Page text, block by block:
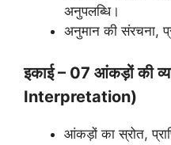
अनुपलब्धि।
अनुमान की संरचना,
इकाई – 07 आंकड़ों की
Interpretation)
आंकड़ों का स्रोत,